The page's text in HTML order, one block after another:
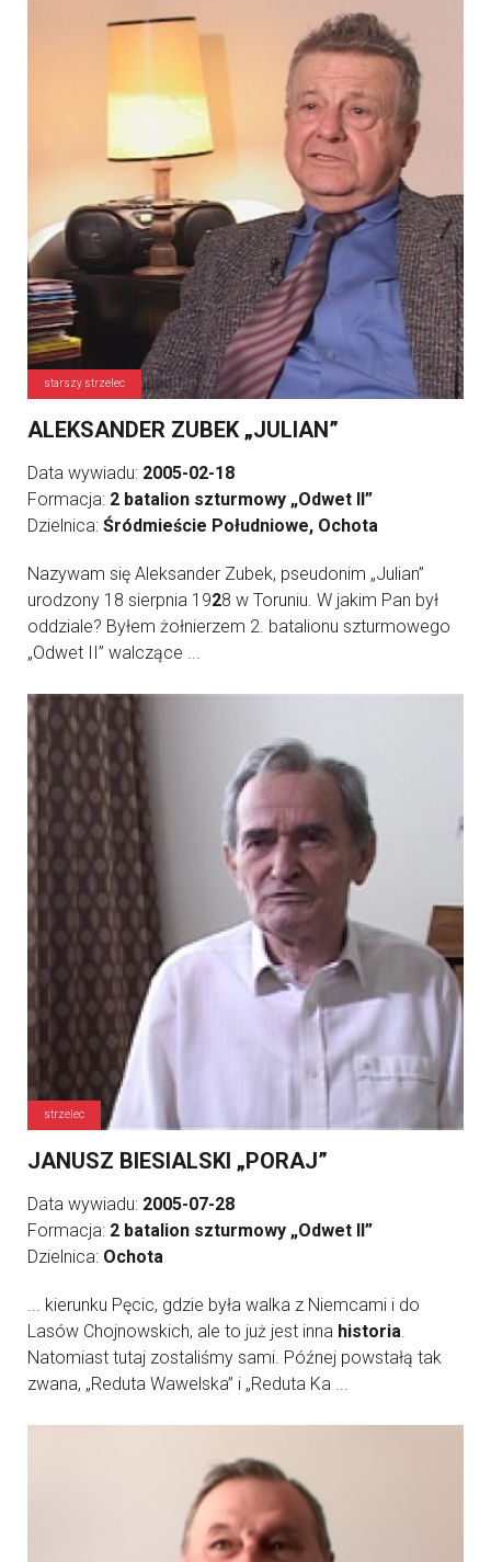
starszy strzelec
ALEKSANDER ZUBEK „JULIAN”
Data wywiadu: 2005-02-18
Formacja: 2 batalion szturmowy „Odwet II”
Dzielnica: Śródmieście Południowe, Ochota
Nazywam się Aleksander Zubek, pseudonim „Julian”
urodzony 18 sierpnia 1928 w Toruniu. W jakim Pan był
oddziale? Byłem żołnierzem 2. batalionu szturmowego
„Odwet II” walczące ...
strzelec
JANUSZ BIESIALSKI „PORAJ”
Data wywiadu: 2005-07-28
Formacja: 2 batalion szturmowy „Odwet II”
Dzielnica: Ochota
... kierunku Pęcic, gdzie była walka z Niemcami i do
Lasów Chojnowskich, ale to już jest inna historia.
Natomiast tutaj zostaliśmy sami. Późnej powstałą tak
zwana, „Reduta Wawelska” i „Reduta Ka ...